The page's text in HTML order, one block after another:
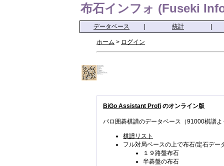
布石インフォ (Fuseki
データベース 統計
ホーム > ログイン
BiGo Assistant Profi のオンライン版
パロ囲碁棋譜のデータベース（91000棋譜よ
棋譜リスト
フル対局ベースの上で布石/定石デー
１９路盤布石
半碁盤の布石